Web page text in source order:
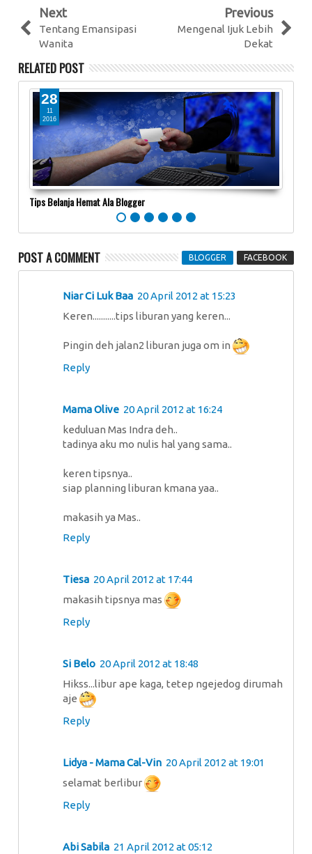
Next
Tentang Emansipasi
Wanita
Previous
Mengenal Ijuk Lebih
Dekat
RELATED POST
28
11
2016
Tips Belanja Hemat Ala Blogger
POST A COMMENT BLOGGER FACEBOOK
Niar Ci Luk Baa 20 April 2012 at 15:23
Keren...........tips liburan yang keren...
Pingin deh jalan2 liburan juga om in
Reply
Mama Olive 20 April 2012 at 16:24
keduluan Mas Indra deh..
tadinya aku mo nulis hal yang sama..
keren tipsnya..
siap planning liburan kmana yaa..
makasih ya Mas..
Reply
Tiesa 20 April 2012 at 17:44
makasih tipsnya mas
Reply
Si Belo 20 April 2012 at 18:48
Hikss...libur ape kaga, tetep ngejedog dirumah
aje
Reply
Lidya - Mama Cal-Vin 20 April 2012 at 19:01
selamat berlibur
Reply
Abi Sabila 21 April 2012 at 05:12